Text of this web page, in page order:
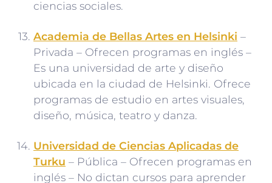
ciencias sociales.
Academia de Bellas Artes en Helsinki –
Privada – Ofrecen programas en inglés –
Es una universidad de arte y diseño
ubicada en la ciudad de Helsinki. Ofrece
programas de estudio en artes visuales,
diseño, música, teatro y danza.
Universidad de Ciencias Aplicadas de
Turku – Pública – Ofrecen programas en
inglés – No dictan cursos para aprender